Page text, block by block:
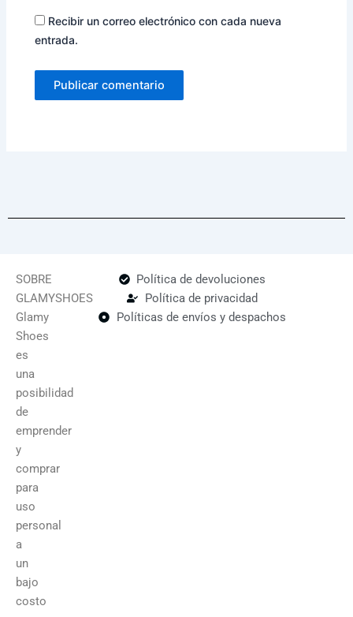
Recibir un correo electrónico con cada nueva
entrada.
SOBRE
GLAMYSHOES
Glamy
Shoes
es
una
posibilidad
de
emprender
y
comprar
para
uso
personal
a
un
bajo
costo
Política de devoluciones
Política de privacidad
Políticas de envíos y despachos